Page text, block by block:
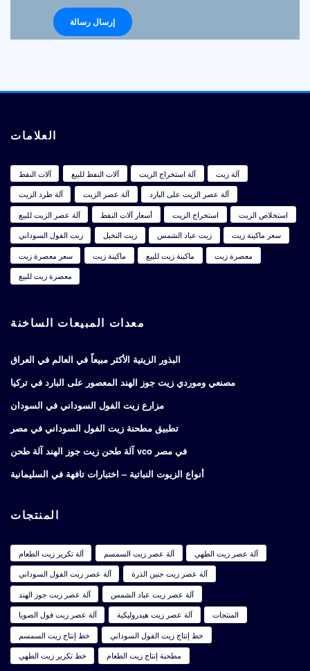
العلامات
آلات النفط آلات النفط للبيع آلة استخراج الزيت
آلة زيت
آلة طرد الزيت
آلة عصر الزيت
آلة عصر الزيت على البارد
آلة عصر الزيت للبيع
أسعار آلات النفط استخراج الزيت
استخلاص الزيت
زيت الفول السوداني
زيت النخيل زيت عباد الشمس
سعر ماكينة زيت
سعر معصرة زيت
ماكينة زيت ماكينة زيت للبيع
معصرة زيت
معصرة زيت للبيع
معدات المبيعات الساخنة
البذور الزيتية الأكثر مبيعاً في العالم في العراق
مصنعي وموردي زيت جوز الهند المعصور على البارد في تركيا
مزارع زيت الفول السوداني في السودان
تطبيق مطحنة زيت الفول السوداني في مصر
آلة طحن زيت جوز الهند آلة طحن vco في مصر
أنواع الزيوت النباتية – اختبارات تافهة في السليمانية
المنتجات
آلة تكرير زيت الطعام آلة عصر زيت السمسم
آلة عصر زيت الطهي
آلة عصر زيت الفول السوداني
آلة عصر زيت جنين الذرة
آلة عصر زيت جوز الهند
آلة عصر زيت عباد الشمس
آلة عصر زيت فول الصويا
آلة عصر زيت هيدروليكية
المنتجات
خط إنتاج زيت السمسم
خط إنتاج زيت الفول السوداني
خط تكرير زيت الطهي
مطحنة إنتاج زيت الطعام